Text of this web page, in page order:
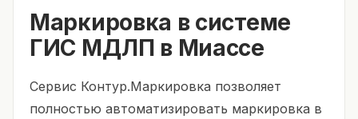
Маркировка в системе
ГИС МДЛП в Миассе
Сервис Контур.Маркировка позволяет
полностью автоматизировать маркировка в